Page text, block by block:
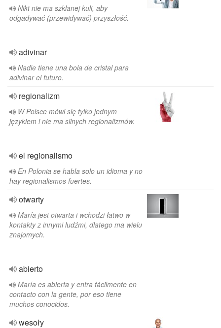
Nikt nie ma szklanej kuli, aby
odgadywać (przewidywać) przyszłość.
adivinar
Nadie tiene una bola de cristal para
adivinar el futuro.
regionalizm
W Polsce mówi się tylko jednym
językiem i nie ma silnych regionalizmów.
el regionalismo
En Polonia se habla solo un idioma y no
hay regionalismos fuertes.
otwarty
María jest otwarta i wchodzi łatwo w
kontakty z innymi ludźmi, dlatego ma wielu
znajomych.
abierto
María es abierta y entra fácilmente en
contacto con la gente, por eso tiene
muchos conocidos.
wesoły